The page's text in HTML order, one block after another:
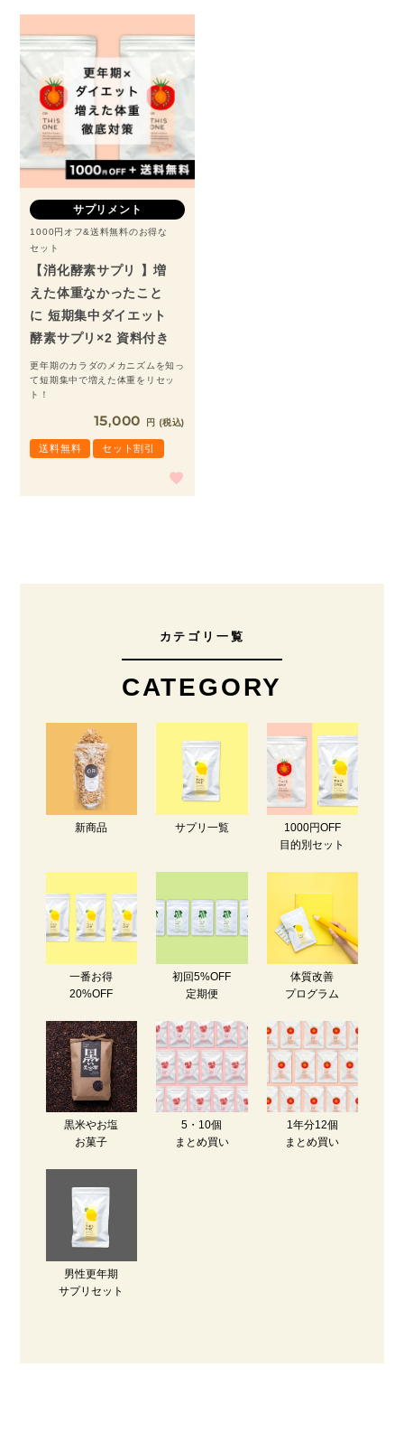
サプリメント
1000円オフ&送料無料のお得な
セット
【消化酵素サプリ 】増
えた体重なかったこと
に 短期集中ダイエット
酵素サプリ×2 資料付き
更年期のカラダのメカニズムを知っ
て短期集中で増えた体重をリセッ
ト！
15,000 税込
送料無料 セット割引
カテゴリ一覧
CATEGORY
新商品 サプリ一覧
1000円OFF
目的別セット
一番お得
20%OFF
初回5%OFF
定期便
体質改善
プログラム
黒米やお塩
お菓子
5・10個
まとめ買い
1年分12個
まとめ買い
男性更年期
サプリセット